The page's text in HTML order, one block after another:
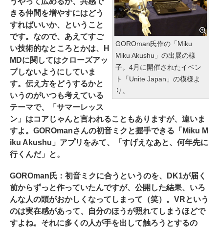
GOROman氏作の「Miku
Miku Akushu」の出展の様
子。4月に開催されたイベン
ト「Unite Japan」の模様よ
り。
きる仲間を増やすにはどう
すればいいか、ということ
です。なので、あえてすご
い技術的なところとかは、H
MDに関してはクローズアッ
プしないようにしていま
す。伝え方をどうするかと
いうのがいつも考えている
テーマで、「サマーレッス
ン」はコアじゃんと言われることもありますが、違いま
すよ。GOROmanさんの初音ミクと握手できる「Miku M
iku Akushu」アプリをみて、「すげえなあと、何年先に
行くんだ」と。
GOROman氏：初音ミクに合うというのを、DK1が届く
前からずっと作っていたんですが、公開した結果、いろ
んな人の頭がおかしくなってしまって（笑）。VRという
のは実在感があって、自分のほうが照れてしまうほどで
すよね。それに多くの人が手を出して触ろうとするの